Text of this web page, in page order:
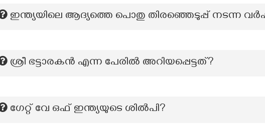
ഇന്ത്യയിലെ ആദ്യത്തെ പൊതു തിരഞ്ഞെടുപ്പ് നടന്ന
ശ്രീ ഭട്ടാരകൻ എന്ന പേരിൽ അറിയപ്പെട്ടത്?
ഗേറ്റ് വേ ഒഫ് ഇന്ത്യയുടെ ശില്‍പി?